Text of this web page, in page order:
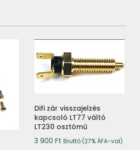
Difi zár visszajelzés
kapcsoló LT77 váltó
LT230 osztómű
3 900Ft Bruttó (27% ÁFA-val)